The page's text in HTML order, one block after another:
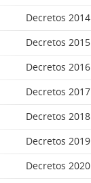
Decretos 2014
Decretos 2015
Decretos 2016
Decretos 2017
Decretos 2018
Decretos 2019
Decretos 2020